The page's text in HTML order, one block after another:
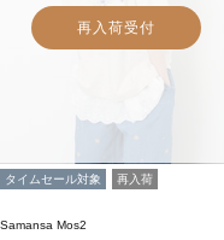
再入荷受付
タイムセール対象 再入荷
Samansa Mos2